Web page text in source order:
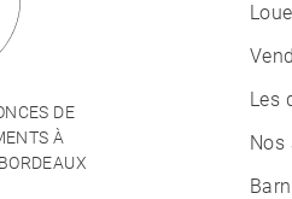
DE
À
Les
Nos